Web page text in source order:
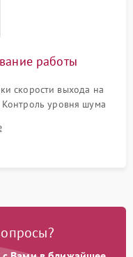
работы
скорости выхода на
Контроль уровня шума
стенок и корректного
оттайки.